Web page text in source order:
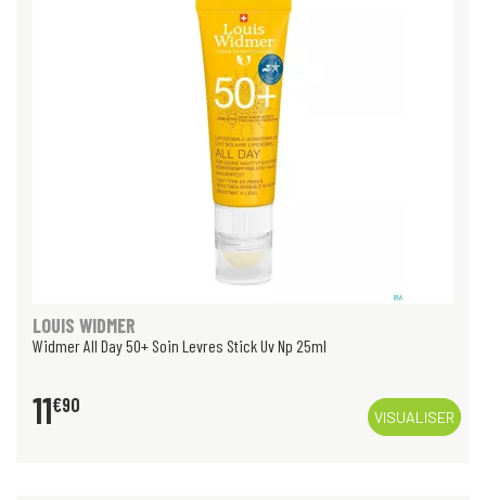
LOUIS WIDMER
Widmer All Day 50+ Soin Levres Stick Uv Np 25ml
11€90
VISUALISER